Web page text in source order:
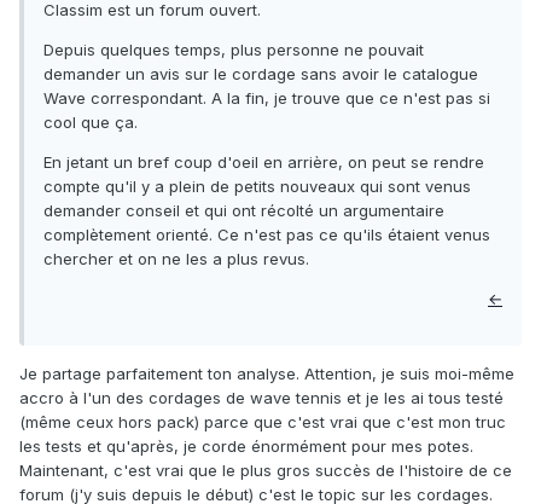
Classim est un forum ouvert.
Depuis quelques temps, plus personne ne pouvait
demander un avis sur le cordage sans avoir le catalogue
Wave correspondant. A la fin, je trouve que ce n'est pas si
cool que ça.
En jetant un bref coup d'oeil en arrière, on peut se rendre
compte qu'il y a plein de petits nouveaux qui sont venus
demander conseil et qui ont récolté un argumentaire
complètement orienté. Ce n'est pas ce qu'ils étaient venus
chercher et on ne les a plus revus.
←
Je partage parfaitement ton analyse. Attention, je suis moi-même
accro à l'un des cordages de wave tennis et je les ai tous testé
(même ceux hors pack) parce que c'est vrai que c'est mon truc
les tests et qu'après, je corde énormément pour mes potes.
Maintenant, c'est vrai que le plus gros succès de l'histoire de ce
forum (j'y suis depuis le début) c'est le topic sur les cordages.